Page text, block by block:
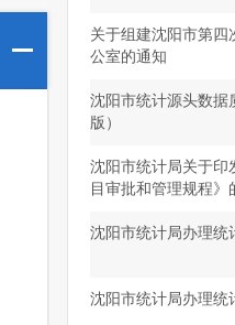
关于组建沈阳市第四
公室的通知
沈阳市统计源头数据
版）
沈阳市统计局关于印
目审批和管理规程》
沈阳市统计局办理统
沈阳市统计局办理统